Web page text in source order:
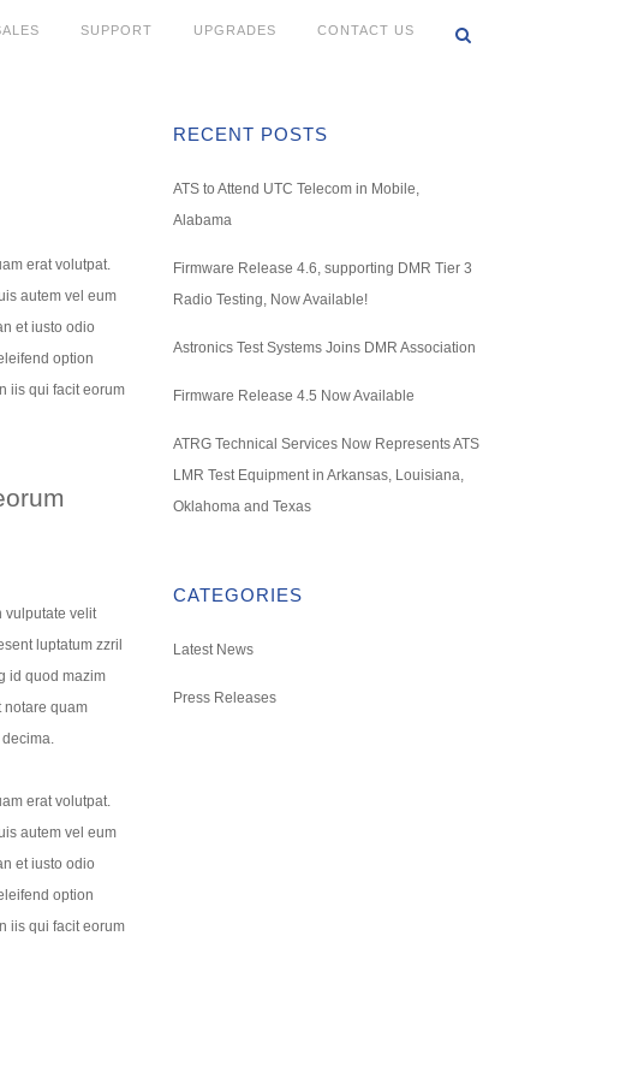
SUPPORT UPGRADES CONTACT US
erat volutpat.
autem vel eum
et iusto odio
option
iis qui facit eorum
vulputate velit
luptatum zzril
id quod mazim
notare quam
erat volutpat.
autem vel eum
et iusto odio
option
iis qui facit eorum
RECENT POSTS
ATS to Attend UTC Telecom in Mobile,
Alabama
Firmware Release 4.6, supporting DMR Tier 3
Radio Testing, Now Available!
Astronics Test Systems Joins DMR Association
Firmware Release 4.5 Now Available
ATRG Technical Services Now Represents ATS
LMR Test Equipment in Arkansas, Louisiana,
Oklahoma and Texas
CATEGORIES
Latest News
Press Releases